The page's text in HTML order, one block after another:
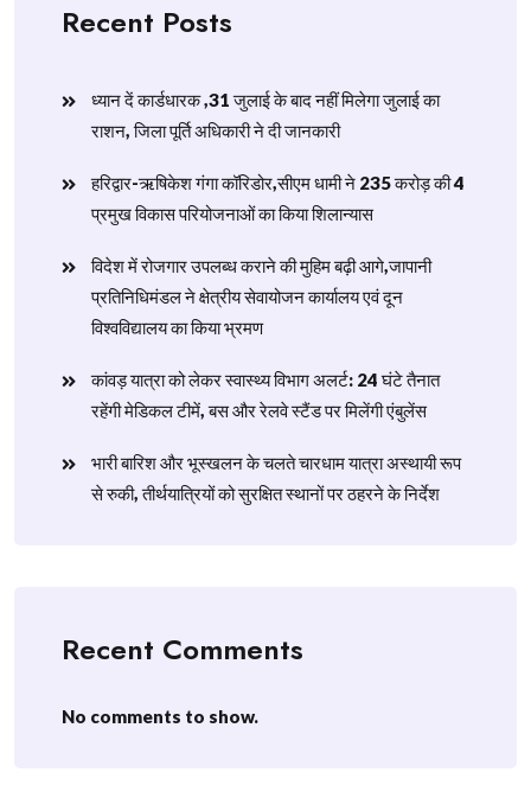
Recent Posts
ध्यान दें कार्डधारक ,31 जुलाई के बाद नहीं मिलेगा जुलाई का
राशन, जिला पूर्ति अधिकारी ने दी जानकारी
हरिद्वार-ऋषिकेश गंगा कॉरिडोर,सीएम धामी ने 235 करोड़ की 4
प्रमुख विकास परियोजनाओं का किया शिलान्यास
विदेश में रोजगार उपलब्ध कराने की मुहिम बढ़ी आगे,जापानी
प्रतिनिधिमंडल ने क्षेत्रीय सेवायोजन कार्यालय एवं दून
विश्वविद्यालय का किया भ्रमण
​कांवड़ यात्रा को लेकर स्वास्थ्य विभाग अलर्ट: 24 घंटे तैनात
रहेंगी मेडिकल टीमें, बस और रेलवे स्टैंड पर मिलेंगी एंबुलेंस
​भारी बारिश और भूस्खलन के चलते चारधाम यात्रा अस्थायी रूप
से रुकी, तीर्थयात्रियों को सुरक्षित स्थानों पर ठहरने के निर्देश
Recent Comments
No comments to show.